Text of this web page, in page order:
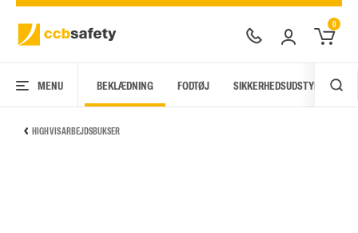
0
MENU BEKLÆDNING FODTØJ SIKKERHEDSUDSTYR
HIGH VIS ARBEJDSBUKSER